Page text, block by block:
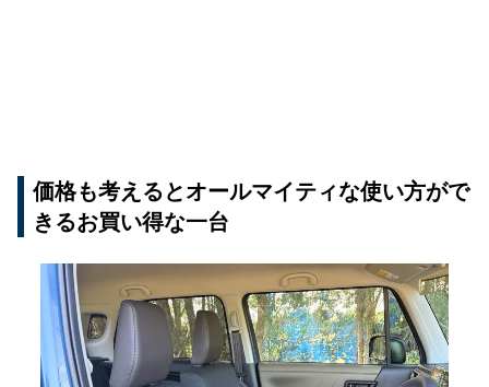
価格も考えるとオールマイティな使い方がで
きるお買い得な一台